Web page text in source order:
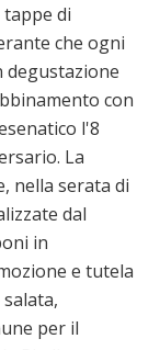
di
che ogni
degustazione
con
l'8
La
nella serata di
dal
in
e tutela
per il